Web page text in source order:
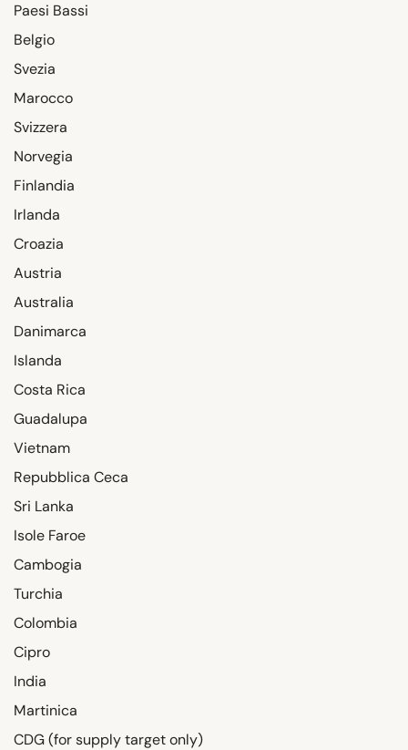
Paesi Bassi
Belgio
Svezia
Marocco
Svizzera
Norvegia
Finlandia
Irlanda
Croazia
Austria
Australia
Danimarca
Islanda
Costa Rica
Guadalupa
Vietnam
Repubblica Ceca
Sri Lanka
Isole Faroe
Cambogia
Turchia
Colombia
Cipro
India
Martinica
CDG (for supply target only)